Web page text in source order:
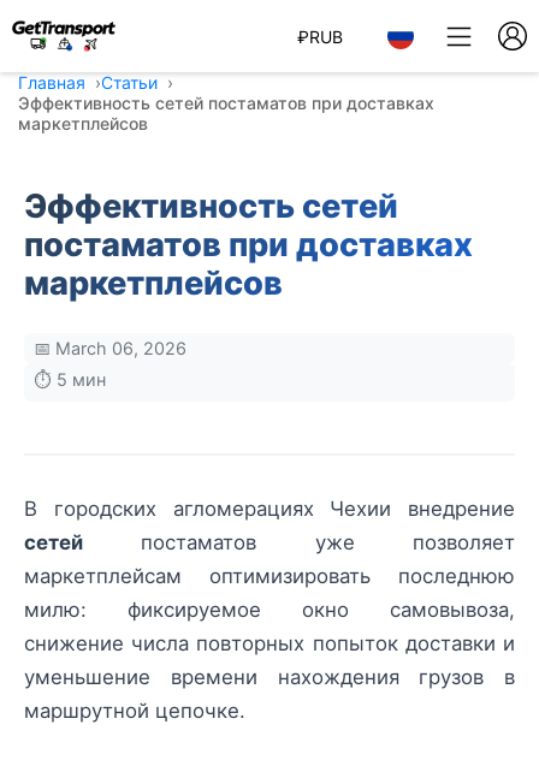
₽RUB
Главная
Статьи
Эффективность сетей постаматов при доставках
маркетплейсов
Эффективность сетей
постаматов при доставках
маркетплейсов
📅 March 06, 2026
⏱️ 5 мин
В городских агломерациях Чехии внедрение
сетей постаматов уже позволяет
маркетплейсам оптимизировать последнюю
милю: фиксируемое окно самовывоза,
снижение числа повторных попыток доставки и
уменьшение времени нахождения грузов в
маршрутной цепочке.